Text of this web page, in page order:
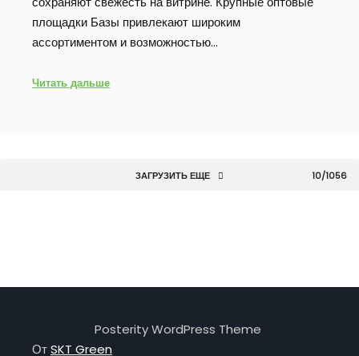
площадки Базы привлекают широким
ассортиментом и возможностью…
Читать дальше
ЗАГРУЗИТЬ ЕЩЕ 10/1056
Posterity WordPress Theme
ОтSKT Green